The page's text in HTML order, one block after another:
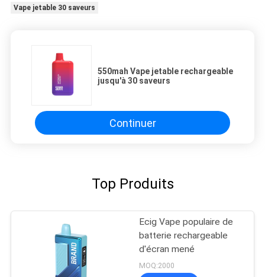
Vape jetable 30 saveurs
550mah Vape jetable rechargeable
jusqu'à 30 saveurs
Continuer
Top Produits
Ecig Vape populaire de
batterie rechargeable
d'écran mené
MOQ:2000